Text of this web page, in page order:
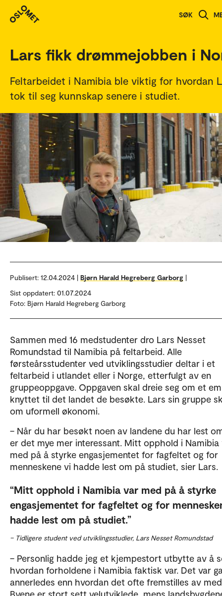
SØK
Studenthistorier
Lars fikk drømmejobben i
Feltarbeidet i Namibia ble viktig for hvordan
tok til seg kunnskap senere i studiet.
Publisert: 12.04.2024 | Bjørn Harald Hegreberg Garborg |
Sist oppdatert: 01.07.2024
Foto: Bjørn Harald Hegreberg Garborg
Sammen med 16 medstudenter dro Lars Nesset
Romundstad til Namibia på feltarbeid. Alle
førsteårsstudenter ved utviklingsstudier deltar i et
feltarbeid i utlandet eller i Norge, etterfulgt av en
gruppeoppgave. Oppgaven skal dreie seg om et
knyttet til det landet de besøkte. Lars sin gruppe
om uformell økonomi.
– Når du har besøkt noen av landene du har lest
er det mye mer interessant. Mitt opphold i Namibia
med på å styrke engasjementet for fagfeltet og for
menneskene vi hadde lest om på studiet, sier Lars.
Mitt opphold i Namibia var med på å styrke
engasjementet for fagfeltet og for
hadde lest om på studiet.
– Tidligere student ved utviklingsstudier, Lars Nesset Romundstad
– Personlig hadde jeg et kjempestort utbytte av å
hvordan forholdene i Namibia faktisk var. Det var
annerledes enn hvordan det ofte fremstilles av